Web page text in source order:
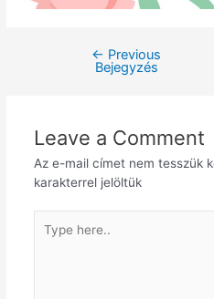
← Previous
Bejegyzés
Leave a Comment
Az e-mail címet nem tesszük
karakterrel jelöltük